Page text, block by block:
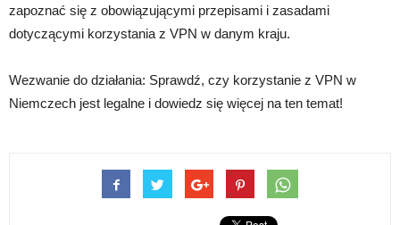
zapoznać się z obowiązującymi przepisami i zasadami
dotyczącymi korzystania z VPN w danym kraju.
Wezwanie do działania: Sprawdź, czy korzystanie z VPN w
Niemczech jest legalne i dowiedz się więcej na ten temat!